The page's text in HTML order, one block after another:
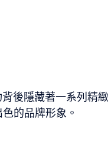
後隱藏著一系列精
的品牌形象。